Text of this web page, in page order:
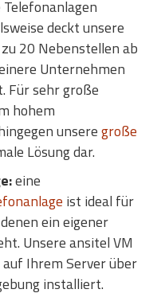
deckt unsere
20 Nebenstellen ab
Unternehmen
Für sehr große
hohem
unseregroße
Lösung dar.
eine
ist ideal für
ein eigener
Unsere ansitel VM
Ihrem Server über
installiert.